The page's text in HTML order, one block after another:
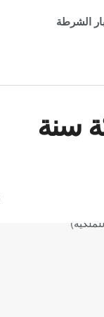
الشرطة
ألف شركة سنة